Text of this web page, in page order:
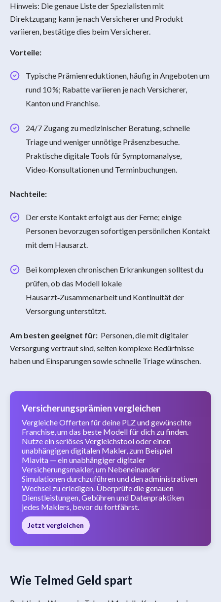
Hinweis: Die genaue Liste der Spezialisten mit
Direktzugang kann je nach Versicherer und Produkt
variieren, bestätige dies beim Versicherer.
Vorteile:
Typische Prämienreduktionen, häufig in Angeboten um
rund 10 %; Rabatte variieren je nach Versicherer,
Kanton und Franchise.
24/7 Zugang zu medizinischer Beratung, schnelle
Triage und weniger unnötige Präsenzbesuche.
Praktische digitale Tools für Symptomanalyse,
Video‑Konsultationen und Terminbuchungen.
Nachteile:
Der erste Kontakt erfolgt aus der Ferne; einige
Personen bevorzugen sofortigen persönlichen Kontakt
mit dem Hausarzt.
Bei komplexen chronischen Erkrankungen solltest du
prüfen, ob das Modell lokale
Hausarzt‑Zusammenarbeit und Kontinuität der
Versorgung unterstützt.
Am besten geeignet für: Personen, die mit digitaler
Versorgung vertraut sind, selten komplexe Bedürfnisse
haben und Einsparungen sowie schnelle Triage wünschen.
Versicherungsprämien vergleichen
Vergleiche Offerten für deine PLZ und gewünschte
Franchise, um das beste Modell für dich zu finden.
Nutze ein seriöses Vergleichstool oder einen
unabhängigen digitalen Makler, zum Beispiel
Miavita — ein unabhängiger digitaler
Versicherungsmakler, um Nebeneinander
Simulationen durchzuführen und den administrativen
Wechsel zu erledigen. Überprüfe die genauen
Dienstleistungen, Gebühren und Datenpraktiken
jedes Maklers, bevor du fortfährst.
Jetzt vergleichen
Wie Telmed Geld spart